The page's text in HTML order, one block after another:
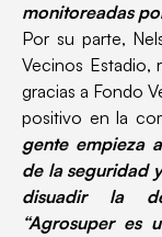
monitoreadas
Por su parte,
Vecinos Estadio,
gracias a Fondo
positivo en la
gente empieza
de la seguridad
disuadir la
“Agrosuper es